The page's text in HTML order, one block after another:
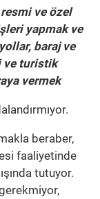
ve özel
yapmak ve
baraj ve
ve turistik
vermek
beraber,
faaliyetinde
tutuyor.